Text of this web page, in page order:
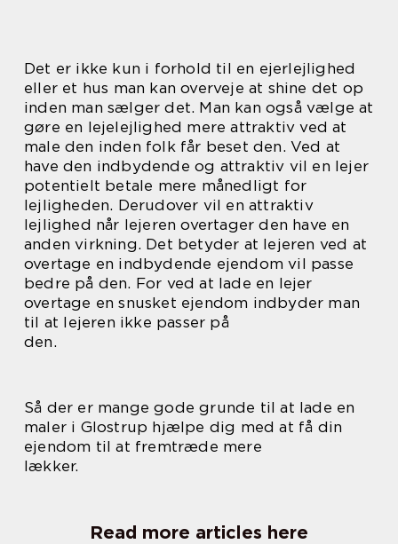
Det er ikke kun i forhold til en ejerlejlighed
eller et hus man kan overveje at shine det op
inden man sælger det. Man kan også vælge at
gøre en lejelejlighed mere attraktiv ved at
male den inden folk får beset den. Ved at
have den indbydende og attraktiv vil en lejer
potentielt betale mere månedligt for
lejligheden. Derudover vil en attraktiv
lejlighed når lejeren overtager den have en
anden virkning. Det betyder at lejeren ved at
overtage en indbydende ejendom vil passe
bedre på den. For ved at lade en lejer
overtage en snusket ejendom indbyder man
til at lejeren ikke passer på
den.
Så der er mange gode grunde til at lade en
maler i Glostrup hjælpe dig med at få din
ejendom til at fremtræde mere
lækker.
Read more articles here